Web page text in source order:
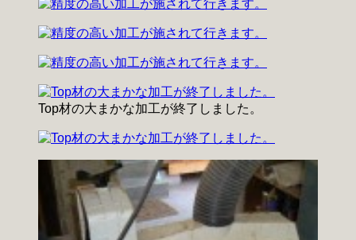
Top材の大まかな加工が終了しました。